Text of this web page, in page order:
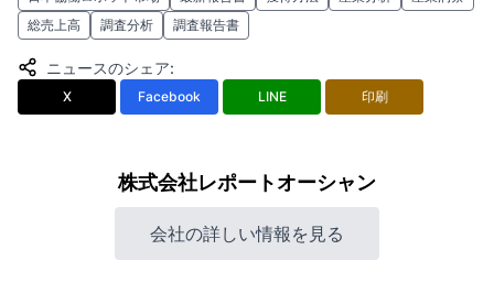
総売上高
調査分析 調査報告書
ニュースのシェア:
X Facebook LINE 印刷
株式会社レポートオーシャン
会社の詳しい情報を見る